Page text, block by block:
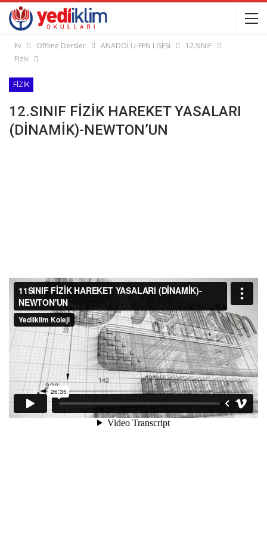
Ev Offline Dersler ANADOLU-FEN LİSESİ
12.SINIF
Fizik
FIZIK
12.SINIF FİZİK HAREKET YASALARI
(DİNAMİK)-NEWTON’UN